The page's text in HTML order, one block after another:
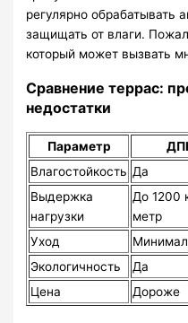
регулярно обрабатывать
защищать от влаги.
который может вызвать
Сравнение террас:
недостатки
Параметр
Влагостойкость Да
Выдержка
нагрузки
До 1200
метр
Уход
Экологичность
Да
Цена
Дороже